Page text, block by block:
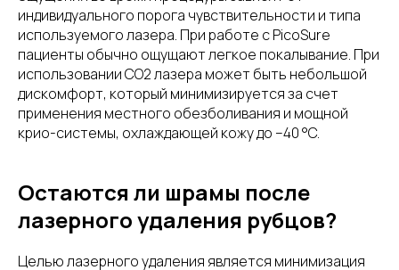
индивидуального порога чувствительности и типа
используемого лазера. При работе с PicoSure
пациенты обычно ощущают легкое покалывание. При
использовании CO2 лазера может быть небольшой
дискомфорт, который минимизируется за счет
применения местного обезболивания и мощной
крио-системы, охлаждающей кожу до –40 °C.
Остаются ли шрамы после
лазерного удаления рубцов?
Целью лазерного удаления является минимизация